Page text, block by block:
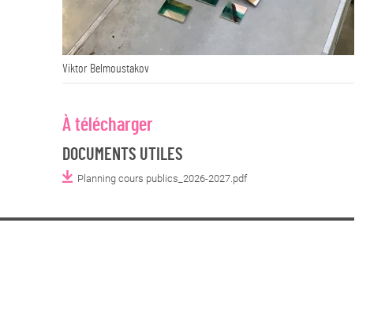
Viktor Belmoustakov
À télécharger
DOCUMENTS UTILES
Planning cours publics_2026-2027.pdf